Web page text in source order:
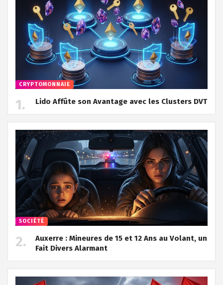
CRYPTOMONNAIE
Lido Affûte son Avantage avec les Clusters DVT
SOCIÉTÉ
Auxerre : Mineures de 15 et 12 Ans au Volant, un
Fait Divers Alarmant